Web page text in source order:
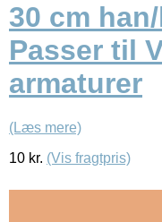
30 cm
Passer til
armaturer
(Læs mere)
10 kr. (Vis fragtpris)